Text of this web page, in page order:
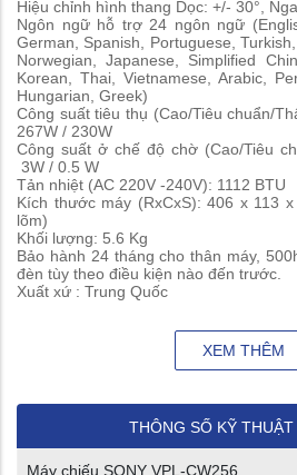
Hiệu chỉnh hình thang Dọc: +/- 30°,
Ngôn ngữ hỗ trợ 24 ngôn ngữ
German, Spanish, Portuguese,
Norwegian, Japanese, Simplified
Korean, Thai, Vietnamese, Arabic,
Hungarian, Greek)
Công suất tiêu thụ (Cao/Tiêu chuẩn/
267W / 230W
Công suất ở chế độ chờ (Cao/Tiêu
3W / 0.5 W
Tản nhiệt (AC 220V -240V): 1112 BTU
Kích thước máy (RxCxS): 406 x 113
lõm)
Khối lượng: 5.6 Kg
Bảo hành 24 tháng cho thân máy,
đèn tùy theo điều kiện nào đến trước.
Xuất xứ : Trung Quốc
XEM THÊM
THÔNG SỐ KỸ THUẬT
Máy chiếu SONY VPL-CW256